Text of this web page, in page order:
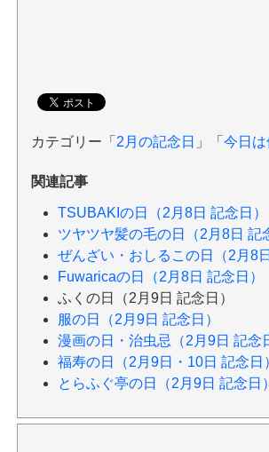
カテゴリー「 2月の記念日 」「 今日は
関連記事
TSUBAKIの日（2月8日 記念日）
ツヤツヤ髪の毛の日（2月8日 記
ぜんざい・おしるこの日（2月8
Fuwaricaの日（2月8日 記念日）
ふくの日（2月9日 記念日）
服の日（2月9日 記念日）
漫画の日・治虫忌（2月9日 記念
福寿の日（2月9日・10日 記念日）
とらふぐ亭の日（2月9日 記念日）